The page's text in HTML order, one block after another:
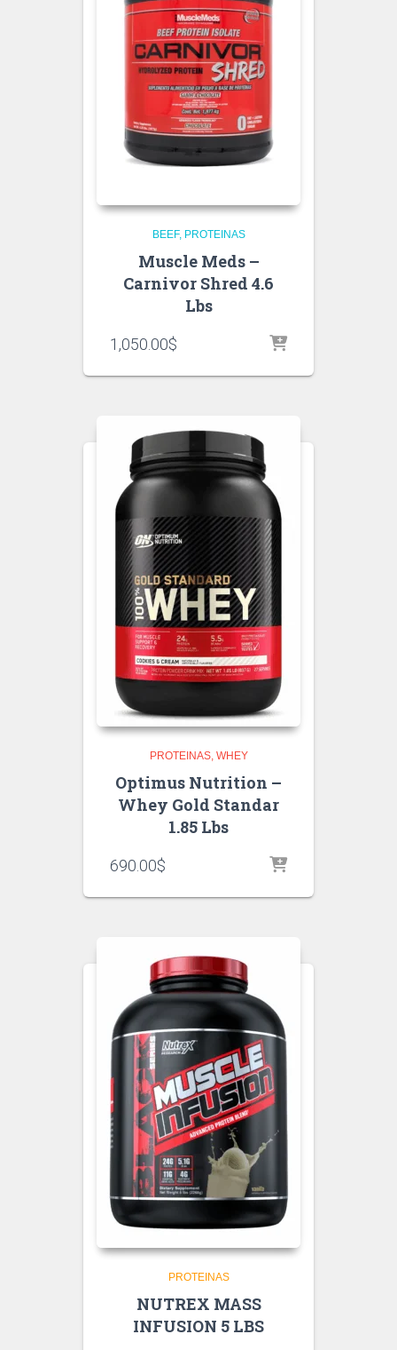
BEEF PROTEINAS
Muscle Meds –
Carnivor Shred 4.6
Lbs
1,050.00$
PROTEINAS WHEY
Optimus Nutrition –
Whey Gold Standar
1.85 Lbs
690.00$
PROTEINAS
NUTREX MASS
INFUSION 5 LBS